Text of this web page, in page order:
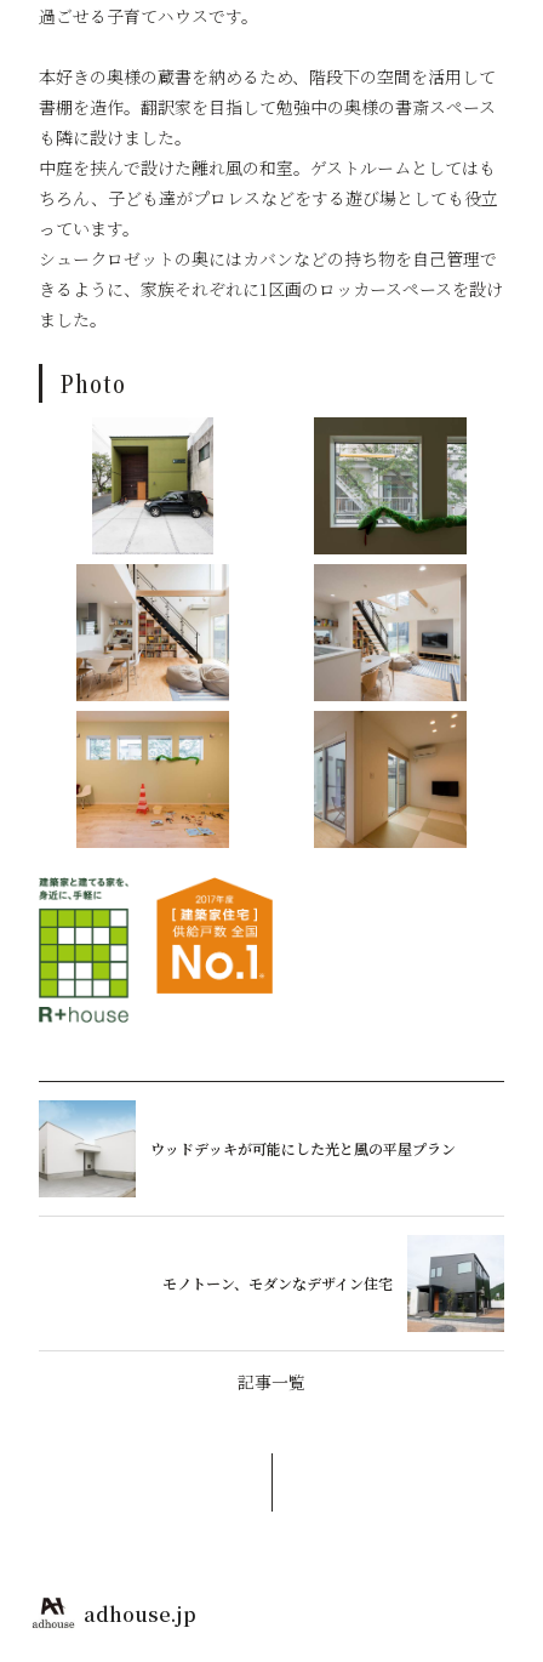
過ごせる子育てハウスです。
本好きの奥様の蔵書を納めるため、階段下の空間を活用して
書棚を造作。翻訳家を目指して勉強中の奥様の書斎スペース
も隣に設けました。
中庭を挟んで設けた離れ風の和室。ゲストルームとしてはも
ちろん、子ども達がプロレスなどをする遊び場としても役立
っています。
シュークロゼットの奥にはカバンなどの持ち物を自己管理で
きるように、家族それぞれに1区画のロッカースペースを設け
ました。
Photo
ウッドデッキが可能にした光と風の平屋プラン
記事一覧
モノトーン、モダンなデザイン住宅
adhouse.jp